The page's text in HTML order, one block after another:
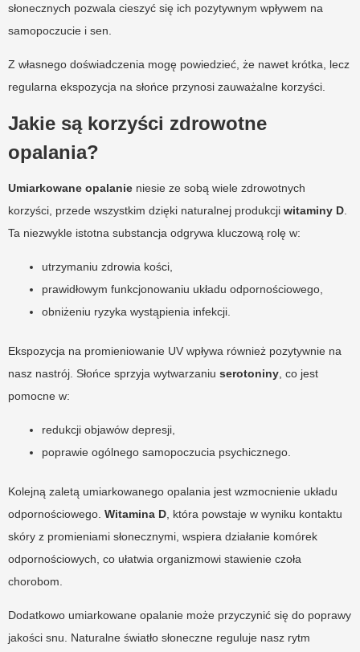
słonecznych pozwala cieszyć się ich pozytywnym wpływem na
samopoczucie i sen.
Z własnego doświadczenia mogę powiedzieć, że nawet krótka, lecz
regularna ekspozycja na słońce przynosi zauważalne korzyści.
Jakie są korzyści zdrowotne
opalania?
Umiarkowane opalanie niesie ze sobą wiele zdrowotnych
korzyści, przede wszystkim dzięki naturalnej produkcji witaminy D
Ta niezwykle istotna substancja odgrywa kluczową rolę w:
utrzymaniu zdrowia kości,
prawidłowym funkcjonowaniu układu odpornościowego,
obniżeniu ryzyka wystąpienia infekcji.
Ekspozycja na promieniowanie UV wpływa również pozytywnie na
nasz nastrój. Słońce sprzyja wytwarzaniu serotoniny , co jest
pomocne w:
redukcji objawów depresji,
poprawie ogólnego samopoczucia psychicznego.
Kolejną zaletą umiarkowanego opalania jest wzmocnienie układu
odpornościowego. Witamina D , która powstaje w wyniku kontaktu
skóry z promieniami słonecznymi, wspiera działanie komórek
odpornościowych, co ułatwia organizmowi stawienie czoła
chorobom.
Dodatkowo umiarkowane opalanie może przyczynić się do poprawy
jakości snu. Naturalne światło słoneczne reguluje nasz rytm